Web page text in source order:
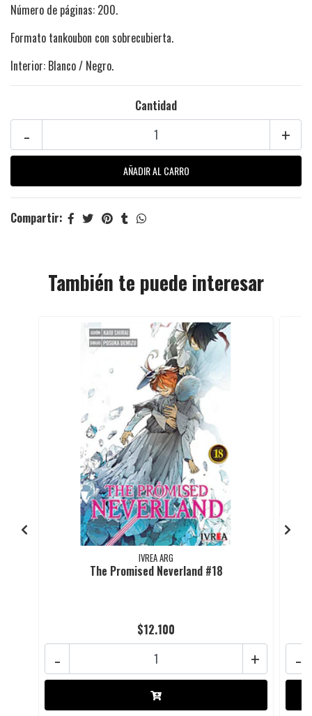
Número de páginas: 200.
Formato tankoubon con sobrecubierta.
Interior: Blanco / Negro.
Cantidad
+
-
Compartir:
También te puede interesar
IVREA ARG
The Promised Neverland #18
$12.100
+
- -